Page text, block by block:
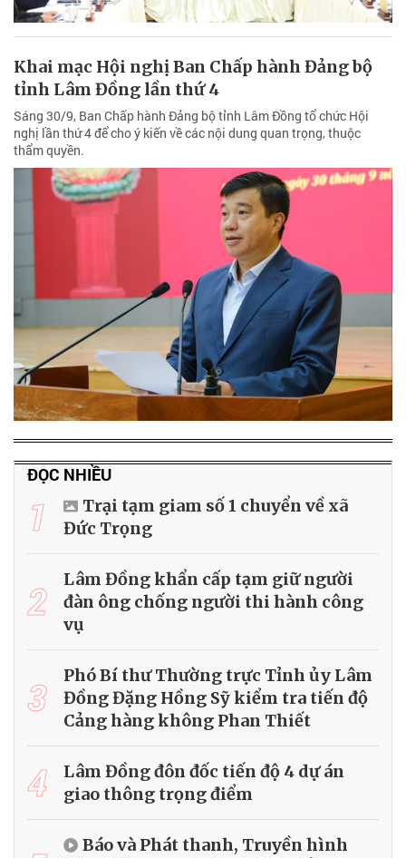
Khai mạc Hội nghị Ban Chấp hành Đảng bộ
tỉnh Lâm Đồng lần thứ 4
Sáng 30/9, Ban Chấp hành Đảng bộ tỉnh Lâm Đồng tổ chức Hội
nghị lần thứ 4 để cho ý kiến về các nội dung quan trọng, thuộc
thẩm quyền.
ĐỌC NHIỀU
1
Trại tạm giam số 1 chuyển về xã
Đức Trọng
2
Lâm Đồng khẩn cấp tạm giữ người
đàn ông chống người thi hành công
vụ
3
Phó Bí thư Thường trực Tỉnh ủy Lâm
Đồng Đặng Hồng Sỹ kiểm tra tiến độ
Cảng hàng không Phan Thiết
4
Lâm Đồng đôn đốc tiến độ 4 dự án
giao thông trọng điểm
Báo và Phát thanh, Truyền hình